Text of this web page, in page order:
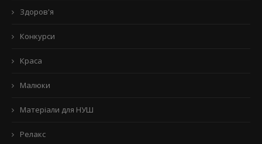
Здоров'я
Конкурси
Краса
Малюки
Матеріали для НУШ
Релакс